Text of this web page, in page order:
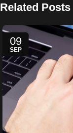
Related Posts
09
SEP